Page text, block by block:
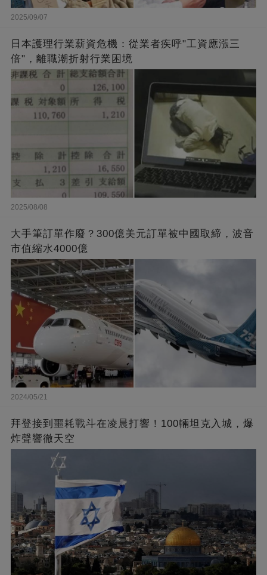
2025/09/07
日本護理行業薪資危機：從業者疾呼"工資應漲三
倍"，離職潮折射行業困境
2025/08/08
大手筆訂單作廢？300億美元訂單被中國取締，波音
市值縮水4000億
2024/05/21
拜登接到噩耗戰斗在凌晨打響！100輛坦克入城，爆
炸聲響徹天空